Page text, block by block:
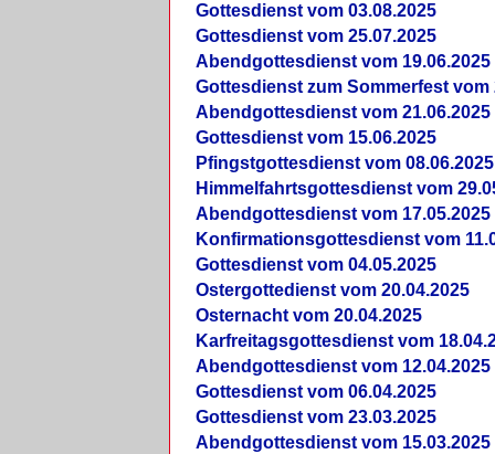
Gottesdienst vom 03.08.2025
Gottesdienst vom 25.07.2025
Abendgottesdienst vom 19.06.2025
Gottesdienst zum Sommerfest vom
Abendgottesdienst vom 21.06.2025
Gottesdienst vom 15.06.2025
Pfingstgottesdienst vom 08.06.2025
Himmelfahrtsgottesdienst vom
Abendgottesdienst vom 17.05.2025
Konfirmationsgottesdienst vom
Gottesdienst vom 04.05.2025
Ostergottedienst vom 20.04.2025
Osternacht vom 20.04.2025
Karfreitagsgottesdienst vom
Abendgottesdienst vom 12.04.2025
Gottesdienst vom 06.04.2025
Gottesdienst vom 23.03.2025
Abendgottesdienst vom 15.03.2025